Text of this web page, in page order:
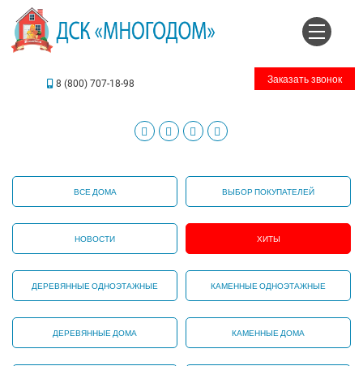
8 (800) 707-18-98 Заказать звонок
ВСЕ ДОМА ВЫБОР ПОКУПАТЕЛЕЙ
НОВОСТИ ХИТЫ
ДЕРЕВЯННЫЕ ОДНОЭТАЖНЫЕ КАМЕННЫЕ ОДНОЭТАЖНЫЕ
ДЕРЕВЯННЫЕ ДОМА КАМЕННЫЕ ДОМА